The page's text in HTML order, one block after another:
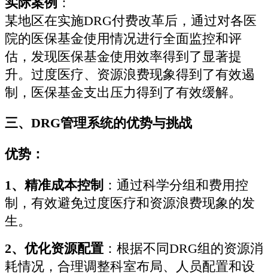
某地区在实施DRG付费改革后，通过对各医
院的医保基金使用情况进行全面监控和评
估，发现医保基金使用效率得到了显著提
升。过度医疗、资源浪费现象得到了有效遏
制，医保基金支出压力得到了有效缓解。
三、DRG管理系统的优势与挑战
优势：
1、精准成本控制 ：通过科学分组和费用控
制，有效避免过度医疗和资源浪费现象的发
生。
2、优化资源配置 ：根据不同DRG组的资源消
耗情况，合理调整科室布局、人员配置和设